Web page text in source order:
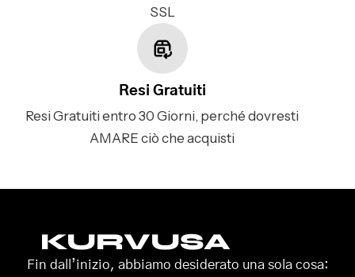
SSL
Resi Gratuiti
Resi Gratuiti entro 30 Giorni, perché dovresti
AMARE ciò che acquisti
KURVUSA
Fin dall’inizio, abbiamo desiderato una sola cosa: